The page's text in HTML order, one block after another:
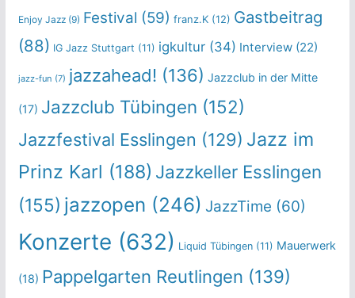
Enjoy Jazz(9) Festival (59) franz.K(12) Gastbeitrag
(88) IG Jazz Stuttgart (11) igkultur(34) Interview(22)
jazz-fun (7) jazzahead! (136) Jazzclub in der Mitte
(17) Jazzclub Tübingen (152)
Jazzfestival Esslingen (129) Jazz im
Prinz Karl (188) Jazzkeller Esslingen
(155) jazzopen (246) JazzTime (60)
Konzerte (632) Liquid Tübingen(11) Mauerwerk
(18) Pappelgarten Reutlingen (139)